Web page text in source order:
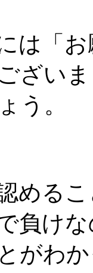
は「
ざい
う。
める
負け
がわ